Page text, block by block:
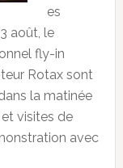
es
août, le
fly-in
Rotax sont
la matinée
visites de
avec